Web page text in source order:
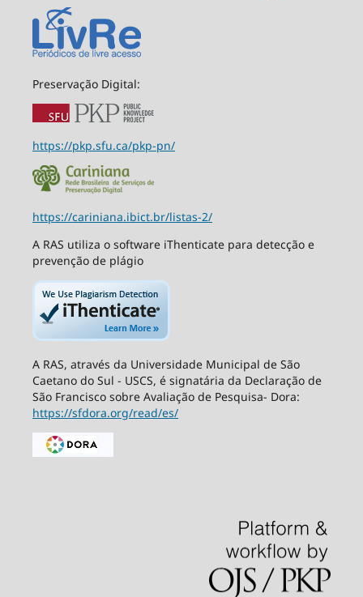
Preservação Digital:
https://pkp.sfu.ca/pkp-pn/
https://cariniana.ibict.br/listas-2/
A RAS utiliza o software iThenticate para detecção e
prevenção de plágio
A RAS, através da Universidade Municipal de São
Caetano do Sul - USCS, é signatária da Declaração de
São Francisco sobre Avaliação de Pesquisa- Dora:
https://sfdora.org/read/es/